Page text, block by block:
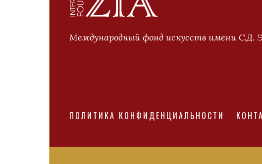
Международный фонд искусств имени С.Д.
ПОЛИТИКА КОНФИДЕНЦИАЛЬНОСТИ